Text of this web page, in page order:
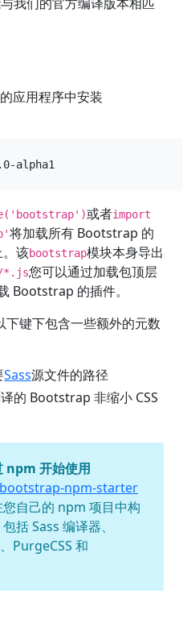
应用程序中安装
alpha1
或者import
将加载所有 Bootstrap 的
该bootstrap模块本身导出
*.js您可以通过加载包顶层
Bootstrap 的插件。
下键下包含一些额外的元数
Sass源文件的路径
的 Bootstrap 非缩小 CSS
npm 开始使用
npm-starter
自己的 npm 项目中构
括 Sass 编译器、
PurgeCSS 和